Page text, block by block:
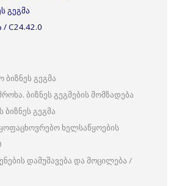
გეგმა
/ C24.42.0
გეგმა
ბიზნეს გეგმების მომზადება
გეგმა
ხელსაწყოების
დამუშავება და მოცილება /